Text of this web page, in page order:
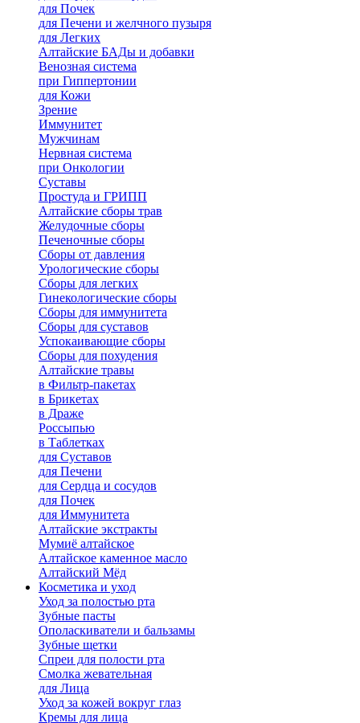
для Почек
для Печени и желчного пузыря
для Легких
Алтайские БАДы и добавки
Венозная система
при Гиппертонии
для Кожи
Зрение
Иммунитет
Мужчинам
Нервная система
при Онкологии
Суставы
Простуда и ГРИПП
Алтайские сборы трав
Желудочные сборы
Печеночные сборы
Сборы от давления
Урологические сборы
Сборы для легких
Гинекологические сборы
Сборы для иммунитета
Сборы для суставов
Успокаивающие сборы
Сборы для похудения
Алтайские травы
в Фильтр-пакетах
в Брикетах
в Драже
Россыпью
в Таблетках
для Cуставов
для Печени
для Сердца и сосудов
для Почек
для Иммунитета
Алтайские экстракты
Мумиё алтайское
Алтайское каменное масло
Алтайский Мёд
Косметика и уход
Уход за полостью рта
Зубные пасты
Ополаскиватели и бальзамы
Зубные щетки
Спреи для полости рта
Смолка жевательная
для Лица
Уход за кожей вокруг глаз
Кремы для лица